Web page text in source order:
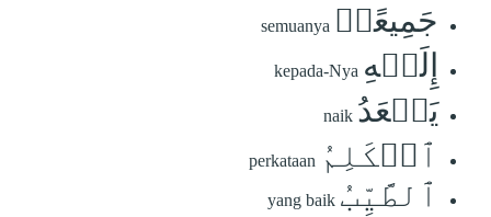
جَمِيعًاۚ semuanya
إِلَيۡهِ kepada-Nya
يَصۡعَدُ naik
ٱلۡكَلِمُ perkataan
ٱلطَّيِّبُ yang baik